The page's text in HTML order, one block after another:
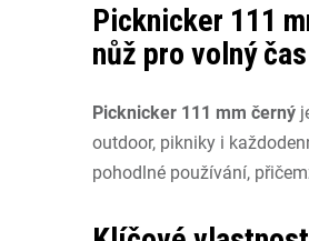
Picknicker 111
nůž pro volný
Picknicker 111 mm černý
outdoor, pikniky i
pohodlné používání,